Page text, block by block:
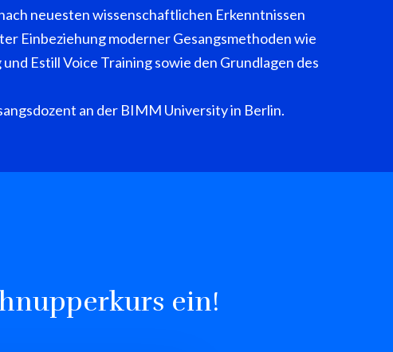
neuesten wissenschaftlichen Erkenntnissen
Einbeziehung moderner Gesangsmethoden wie
und Estill Voice Training sowie den Grundlagen des
an der BIMM University in Berlin.
ein!